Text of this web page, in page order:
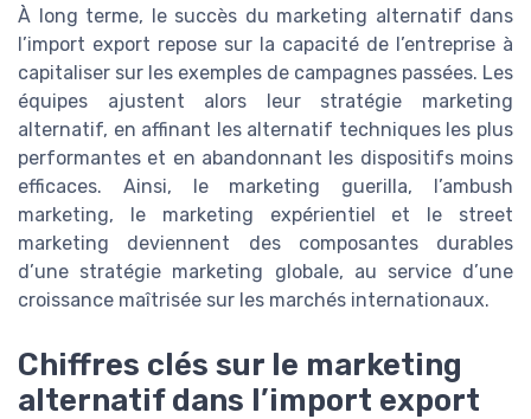
À long terme, le succès du marketing alternatif dans
l’import export repose sur la capacité de l’entreprise à
capitaliser sur les exemples de campagnes passées. Les
équipes ajustent alors leur stratégie marketing
alternatif, en affinant les alternatif techniques les plus
performantes et en abandonnant les dispositifs moins
efficaces. Ainsi, le marketing guerilla, l’ambush
marketing, le marketing expérientiel et le street
marketing deviennent des composantes durables
d’une stratégie marketing globale, au service d’une
croissance maîtrisée sur les marchés internationaux.
Chiffres clés sur le marketing
alternatif dans l’import export